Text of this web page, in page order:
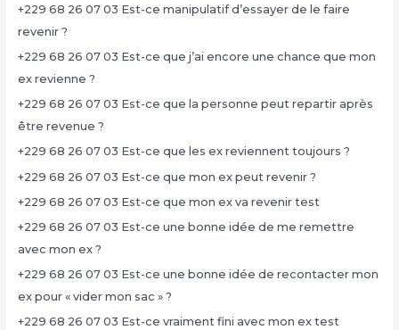
+229 68 26 07 03 Est-ce manipulatif d’essayer de le faire
revenir ?
+229 68 26 07 03 Est-ce que j’ai encore une chance que mon
ex revienne ?
+229 68 26 07 03 Est-ce que la personne peut repartir après
être revenue ?
+229 68 26 07 03 Est-ce que les ex reviennent toujours ?
+229 68 26 07 03 Est-ce que mon ex peut revenir ?
+229 68 26 07 03 Est-ce que mon ex va revenir test
+229 68 26 07 03 Est-ce une bonne idée de me remettre
avec mon ex ?
+229 68 26 07 03 Est-ce une bonne idée de recontacter mon
ex pour « vider mon sac » ?
+229 68 26 07 03 Est-ce vraiment fini avec mon ex test